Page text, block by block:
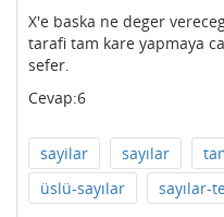
X'e baska ne deger
tarafi tam kare yapmaya
sefer.
Cevap:6
sayilar sayılar
üslü-sayılar
sayılar-